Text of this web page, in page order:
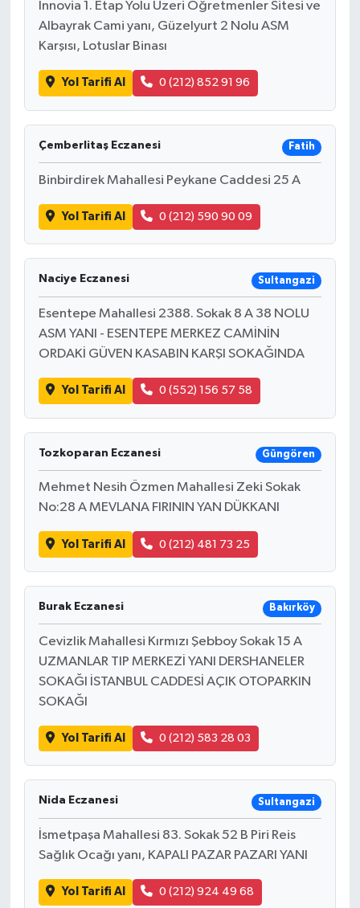
Innovia 1. Etap Yolu Üzeri Öğretmenler Sitesi ve
Albayrak Cami yanı, Güzelyurt 2 Nolu ASM
Karşısı, Lotuslar Binası
Yol Tarifi Al 0 (212) 852 91 96
Çemberlitaş Eczanesi Fatih
Binbirdirek Mahallesi Peykane Caddesi 25 A
Yol Tarifi Al 0 (212) 590 90 09
Naciye Eczanesi Sultangazi
Esentepe Mahallesi 2388. Sokak 8 A 38 NOLU
ASM YANI - ESENTEPE MERKEZ CAMİNİN
ORDAKİ GÜVEN KASABIN KARŞI SOKAĞINDA
Yol Tarifi Al 0 (552) 156 57 58
Tozkoparan Eczanesi Güngören
Mehmet Nesih Özmen Mahallesi Zeki Sokak
No:28 A MEVLANA FIRININ YAN DÜKKANI
Yol Tarifi Al 0 (212) 481 73 25
Burak Eczanesi Bakırköy
Cevizlik Mahallesi Kırmızı Şebboy Sokak 15 A
UZMANLAR TIP MERKEZİ YANI DERSHANELER
SOKAĞI İSTANBUL CADDESİ AÇIK OTOPARKIN
SOKAĞI
Yol Tarifi Al 0 (212) 583 28 03
Nida Eczanesi Sultangazi
İsmetpaşa Mahallesi 83. Sokak 52 B Piri Reis
Sağlık Ocağı yanı, KAPALI PAZAR PAZARI YANI
Yol Tarifi Al 0 (212) 924 49 68